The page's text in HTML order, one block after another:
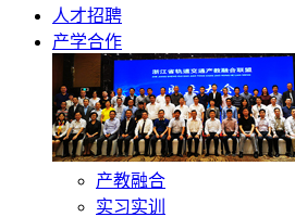
人才招聘
产学合作
产教融合
实习实训